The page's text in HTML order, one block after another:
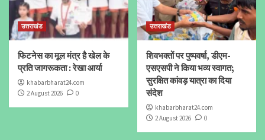
उत्तराखंड
फिटनेस का मूल मंत्र है खेल के
प्रति जागरूकता : रेखा आर्या
khabarbharat24.com
2 August 2026
0
उत्तराखंड
शिवभक्तों पर पुष्पवर्षा, डीएम-
एसएसपी ने किया भव्य स्वागत;
सुरक्षित कांवड़ यात्रा का दिया
संदेश
khabarbharat24.com
2 August 2026
0